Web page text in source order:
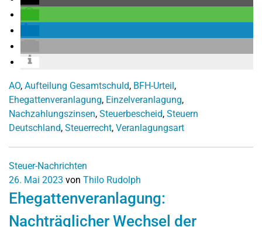
AO, Aufteilung Gesamtschuld, BFH-Urteil,
Ehegattenveranlagung, Einzelveranlagung,
Nachzahlungszinsen, Steuerbescheid, Steuern
Deutschland, Steuerrecht, Veranlagungsart
Steuer-Nachrichten
26. Mai 2023 von Thilo Rudolph
Ehegattenveranlagung:
Nachträglicher Wechsel der